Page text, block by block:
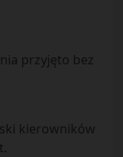
przyjęto bez
kierowników